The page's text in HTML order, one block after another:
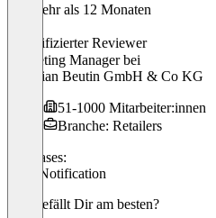
Vor mehr als 12 Monaten
Verifizierter Reviewer
Marketing Managerbei
Christian Beutin GmbH & Co KG
51-1000 Mitarbeiter:innen
Branche: Retailers
Use cases:
Push Notification
Was gefällt Dir am besten?